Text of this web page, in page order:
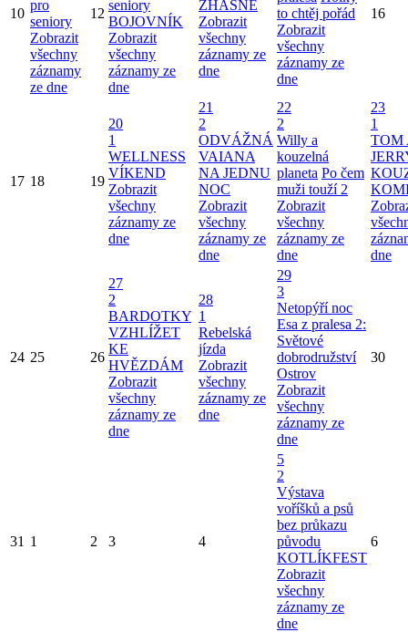
10
pro
seniory
Zobrazit
všechny
záznamy
ze dne
12
seniory
BOJOVNÍK
Zobrazit
všechny
záznamy ze
dne
ZHASNE
Zobrazit
všechny
záznamy ze
dne
to chtěj pořád
Zobrazit
všechny
záznamy ze
dne
16
17 18 19
20
1
WELLNESS
VÍKEND
Zobrazit
všechny
záznamy ze
dne
21
2
ODVÁŽNÁ
VAIANA
NA JEDNU
NOC
Zobrazit
všechny
záznamy ze
dne
22
2
Willy a
kouzelná
planeta Po čem
muži touží 2
Zobrazit
všechny
záznamy ze
dne
23
1
TOM
dne
24 25 26
27
2
BARDOTKY
VZHLÍŽET
KE
HVĚZDÁM
Zobrazit
všechny
záznamy ze
dne
28
1
Rebelská
jízda
Zobrazit
všechny
záznamy ze
dne
29
3
Netopýří noc
Esa z pralesa 2:
Světové
dobrodružství
Ostrov
Zobrazit
všechny
záznamy ze
dne
30
31 1 2 3 4
5
2
Výstava
voříšků a psů
bez průkazu
původu
KOTLÍKFEST
Zobrazit
všechny
záznamy ze
dne
6